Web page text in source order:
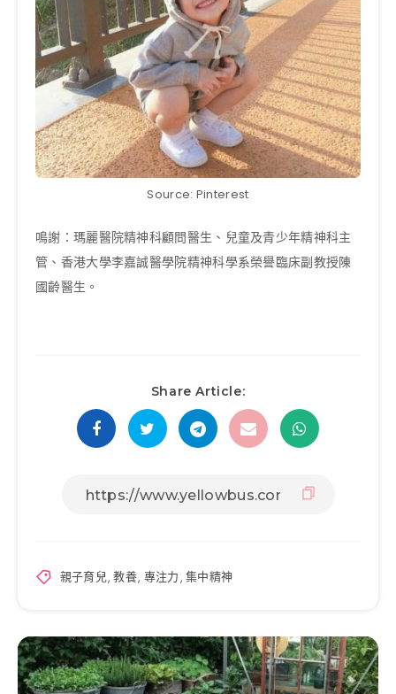
Source: Pinterest
鳴謝：瑪麗醫院精神科顧問醫生、兒童及青少年精神科主
管、香港大學李嘉誠醫學院精神科學系榮譽臨床副教授陳
國齡醫生。
Share Article:
親子育兒,教養, 專注力,集中精神